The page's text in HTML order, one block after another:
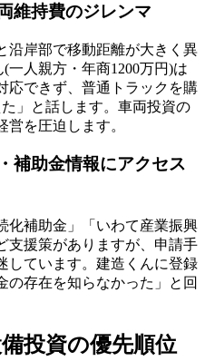
維持費のジレンマ
沿岸部で移動距離が大きく異
一人親方・年商1200万円)は
応できず、普通トラックを購
」と話します。車両投資の
を圧迫します。
補助金情報にアクセス
化補助金」「いわて産業振興
支援策がありますが、申請手
しています。建造くんに登録
の存在を知らなかった」と回
投資の優先順位